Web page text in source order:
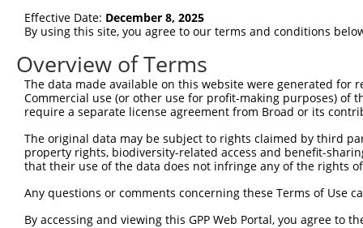
Effective Date: December 8, 2025
By using this site, you agree to our terms and conditions
Overview of Terms
The data made available on this website were generated
Commercial use (or other use for profit-making purposes) of
require a separate license agreement from Broad or its
The original data may be subject to rights claimed by third
property rights, biodiversity-related access and benefit-
that their use of the data does not infringe any of the rights
Any questions or comments concerning these Terms of Use
By accessing and viewing this GPP Web Portal, you agree to